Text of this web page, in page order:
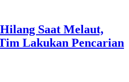
Saat Melaut,
Lakukan Pencarian